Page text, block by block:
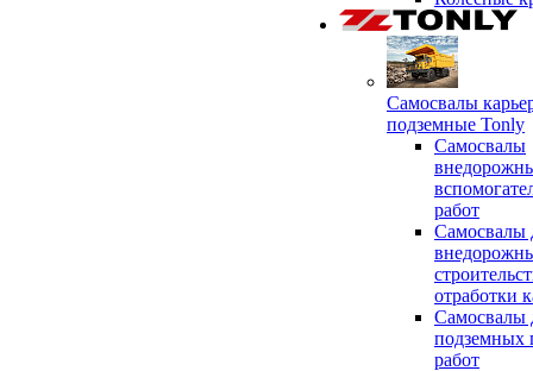
Самосвалы
подземные Tonly
Самосвалы
работ
Самосвалы
отработки
Самосвалы
подземных
работ